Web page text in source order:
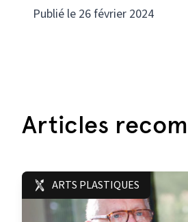
Publié le 26 février 2024
Articles
ARTS PLASTIQUES